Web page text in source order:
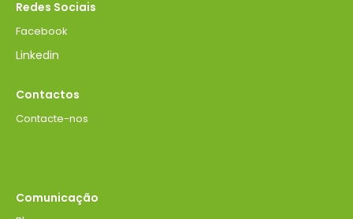
Redes Sociais
Facebook
Linkedin
Contactos
Contacte-nos
Comunicação